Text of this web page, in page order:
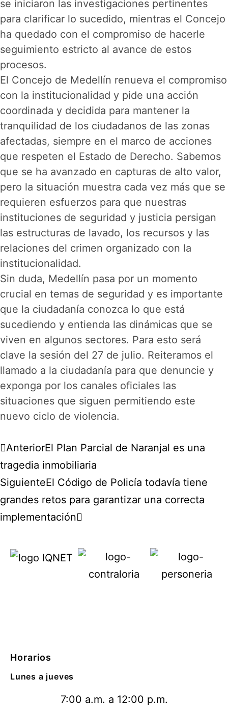
se iniciaron las investigaciones pertinentes
para clarificar lo sucedido, mientras el Concejo
ha quedado con el compromiso de hacerle
seguimiento estricto al avance de estos
procesos.
El Concejo de Medellín renueva el compromiso
con la institucionalidad y pide una acción
coordinada y decidida para mantener la
tranquilidad de los ciudadanos de las zonas
afectadas, siempre en el marco de acciones
que respeten el Estado de Derecho. Sabemos
que se ha avanzado en capturas de alto valor,
pero la situación muestra cada vez más que se
requieren esfuerzos para que nuestras
instituciones de seguridad y justicia persigan
las estructuras de lavado, los recursos y las
relaciones del crimen organizado con la
institucionalidad.
Sin duda, Medellín pasa por un momento
crucial en temas de seguridad y es importante
que la ciudadanía conozca lo que está
sucediendo y entienda las dinámicas que se
viven en algunos sectores. Para esto será
clave la sesión del 27 de julio. Reiteramos el
llamado a la ciudadanía para que denuncie y
exponga por los canales oficiales las
situaciones que siguen permitiendo este
nuevo ciclo de violencia.
AnteriorEl Plan Parcial de Naranjal es una
tragedia inmobiliaria
SiguienteEl Código de Policía todavía tiene
grandes retos para garantizar una correcta
implementación
Horarios
Lunes a jueves
7:00 a.m. a 12:00 p.m.